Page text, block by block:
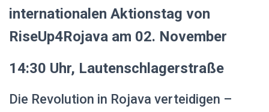
internationalen Aktionstag von
RiseUp4Rojava am 02. November
14:30 Uhr, Lautenschlagerstraße
Die Revolution in Rojava verteidigen –